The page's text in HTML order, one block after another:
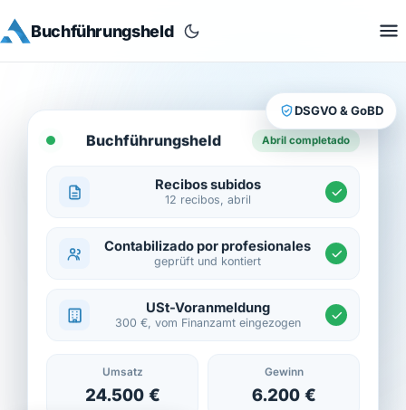
Buchführungsheld
Buchführungsheld Abril completado
Recibos subidos
12 recibos, abril
Contabilizado por profesionales
geprüft und kontiert
USt-Voranmeldung
300 €, vom Finanzamt eingezogen
Umsatz
24.500 €
Gewinn
6.200 €
DSGVO & GoBD